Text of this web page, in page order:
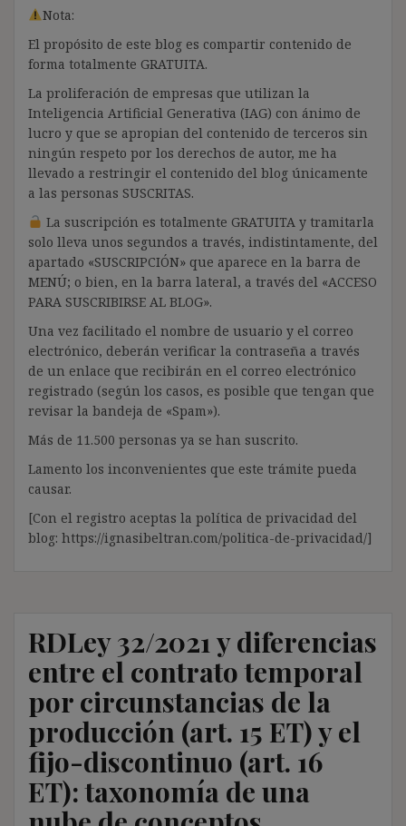
Nota:
El propósito de este blog es compartir contenido de
forma totalmente GRATUITA.
La proliferación de empresas que utilizan la
Inteligencia Artificial Generativa (IAG) con ánimo de
lucro y que se apropian del contenido de terceros sin
ningún respeto por los derechos de autor, me ha
llevado a restringir el contenido del blog únicamente
a las personas SUSCRITAS.
La suscripción es totalmente GRATUITA y tramitarla
solo lleva unos segundos a través, indistintamente, del
apartado «SUSCRIPCIÓN» que aparece en la barra de
MENÚ; o bien, en la barra lateral, a través del «ACCESO
PARA SUSCRIBIRSE AL BLOG».
Una vez facilitado el nombre de usuario y el correo
electrónico, deberán verificar la contraseña a través
de un enlace que recibirán en el correo electrónico
registrado (según los casos, es posible que tengan que
revisar la bandeja de «Spam»).
Más de 11.500 personas ya se han suscrito.
Lamento los inconvenientes que este trámite pueda
causar.
[Con el registro aceptas la política de privacidad del
blog: https://ignasibeltran.com/politica-de-privacidad/]
RDLey 32/2021 y diferencias
entre el contrato temporal
por circunstancias de la
producción (art. 15 ET) y el
fijo-discontinuo (art. 16
ET): taxonomía de una